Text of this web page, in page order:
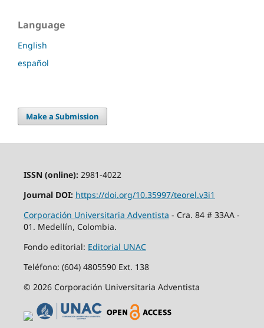
Language
English
español
Make a Submission
ISSN (online):2981-4022
Journal DOI: https://doi.org/10.35997/teorel.v3i1
Corporación Universitaria Adventista - Cra. 84 # 33AA -
01. Medellín, Colombia.
Fondo editorial: Editorial UNAC
Teléfono: (604) 4805590 Ext. 138
© 2026 Corporación Universitaria Adventista